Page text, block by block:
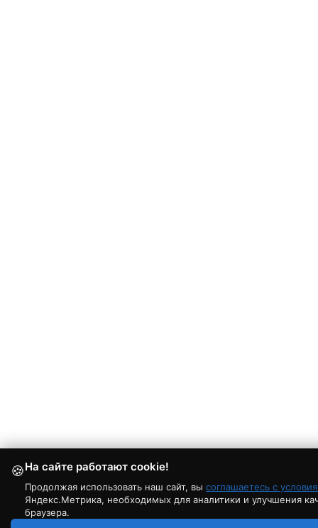
🍪На сайте работают cookie!
Продолжая использовать наш сайт, вы соглашаетесь с
Яндекс.Метрика, необходимых для аналитики и улучшения
браузера.